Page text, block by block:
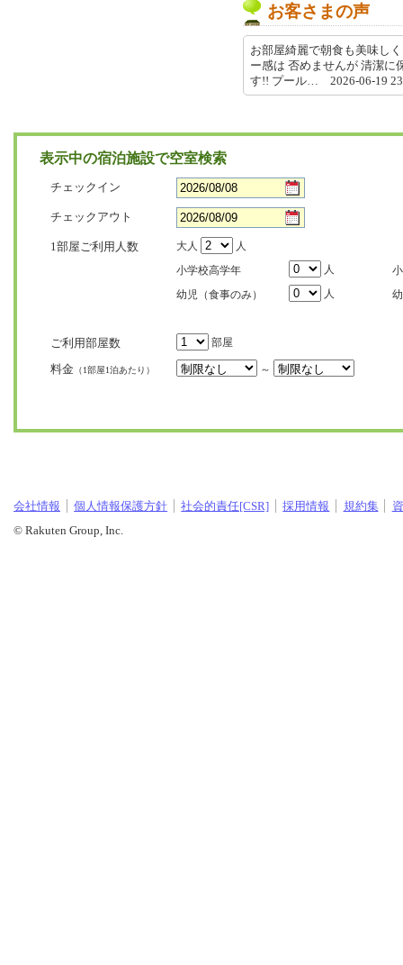
お客さまの声
お部屋綺麗で朝食も美味し
ー感は 否めませんが 清潔に
す!! プール… 2026-06-19
表示中の宿泊施設で空室検索
チェックイン
チェックアウト
1部屋ご利用人数 大人
人
小学校高学年
人
幼児（食事のみ）
人
ご利用部屋数 部屋
料金 （1部屋1泊あたり） ～
会社情報 個人情報保護方針 社会的責任[CSR] 採用情報 規約集
© Rakuten Group, Inc.